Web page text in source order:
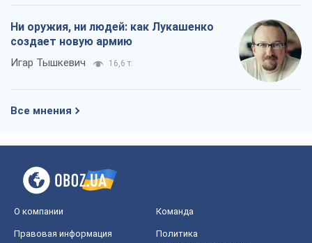
Ни оружия, ни людей: как Лукашенко
создает новую армию
Игар Тышкевич 16,6 т.
Все мнения
О компании Команда
Правовая информация
Политика